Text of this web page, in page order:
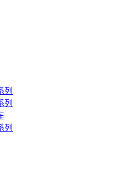
列
列
列